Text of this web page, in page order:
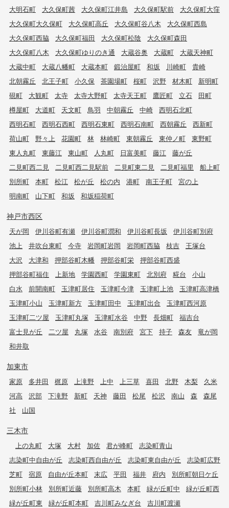
大明石町
大久保町茜 大久保町江井島 大久保町駅前
大久保町大窪
大久保町大久保町
大久保町高丘 大久保町谷八木
大久保町西島
大久保町西脇
大久保町福田 大久保町松陰
大久保町森田
大久保町八木
大久保町ゆりのき通 大蔵谷奥 大蔵町
大蔵天神町
大蔵中町
大蔵八幡町 大蔵本町 鍛治屋町 和坂 川崎町
貴崎
北朝霧丘
北王子町 小久保 茶園場町 桜町 沢野 材木町
新明町
硯町
大観町 太寺 太寺大野町 太寺天王町 鷹匠町 立石
田町
樽屋町
大道町 天文町 鳥羽 中朝霧丘 中崎
西明石北町
西明石町
西明石西町 西明石東町 西明石南町 西朝霧丘
西新町
荷山町
野々上 花園町 林 林崎町 東朝霧丘 東仲ノ町
東野町
東人丸町
東藤江 東山町 人丸町 日富美町 藤江
藤が丘
二見町西二見
二見町西二見駅前 二見町東二見 二見町福里
船上町
別所町
本町 松江 松が丘 松の内 港町 南王子町
宮の上
明南町
山下町 和坂 和坂稲荷町
神戸市西区
天が岡 伊川谷町有瀬 伊川谷町潤和 伊川谷町長坂
伊川谷町別府
池上
井吹台東町 今寺 岩岡町岩岡 岩岡町西脇 枝吉
王塚台
大沢
大津和 押部谷町木幡 押部谷町栄
押部谷町西盛
押部谷町福住
上新地 学園西町 学園東町 北別府 糀台
小山
白水
前開南町 玉津町居住 玉津町今津 玉津町上池
玉津町高津橋
玉津町小山
玉津町新方 玉津町田中 玉津町出合
玉津町西河原
玉津町二ツ屋
玉津町丸塚 玉津町水谷 中野 長畑町
福吉台
富士見が丘
二ツ屋 丸塚 水谷 南別府 宮下 持子 森友
竜が岡
和井取
加東市
家原 多井田 梶原 上滝野 上中 上三草 喜田 北野 木梨
久米
河高
沢部 下滝野 新町 天神 藤田 松尾 松沢 南山 森
森尾
社
山国
三木市
上の丸町 大塚 大村 加佐 君が峰町
志染町青山
志染町中自由が丘
志染町西自由が丘 志染町東自由が丘
志染町広野
芝町
宿原 自由が丘本町 末広 平田 福井 府内
別所町朝日ケ丘
別所町小林
別所町近藤 別所町高木 本町 緑が丘町中
緑が丘町西
緑が丘町東
緑が丘町本町 吉川町みなぎ台 吉川町渡瀬